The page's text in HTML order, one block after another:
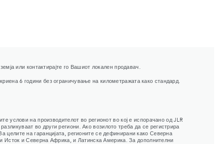
или контактирајте го Вашиот локален продавач.
6 години без ограничување на километражата како стандард.
услови на производителот во регионот во кој е испорачано од JLR
во други региони. Ако возилото треба да се регистрира
целите на гаранцијата, регионите се дефинирани како Северна
Исток и Северна Африка, и Латинска Америка. За дополнителни